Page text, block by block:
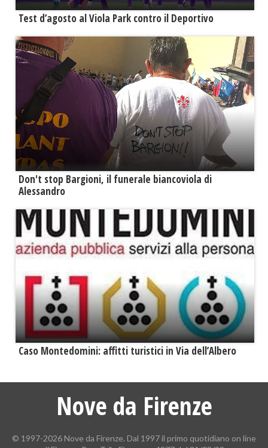
Test d’agosto al Viola Park contro il Deportivo
Don't stop Bargioni, il funerale biancoviola di
Alessandro
Caso Montedomini: affitti turistici in Via dell’Albero
Nove da Firenze
© 1997-2026 Nove da Firenze. Dal 1997 il primo quotidiano on line